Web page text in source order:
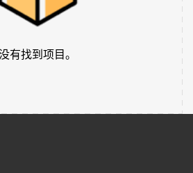
有找到项目。